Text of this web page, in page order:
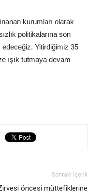
kurumları olarak
politikalarına son
Yitirdiğimiz 35
ışık tutmaya devam
Sonraki İçerik
öncesi müttefiklerine